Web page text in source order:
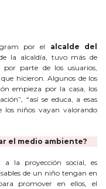
por el alcalde del
la alcaldía, tuvo más de
parte de los usuarios,
hicieron. Algunos de los
empieza por la casa, los
“así se educa, a esas
los niños vayan valorando
el medio ambiente?
a la proyección social, es
de un niño tengan en
promover en ellos, el